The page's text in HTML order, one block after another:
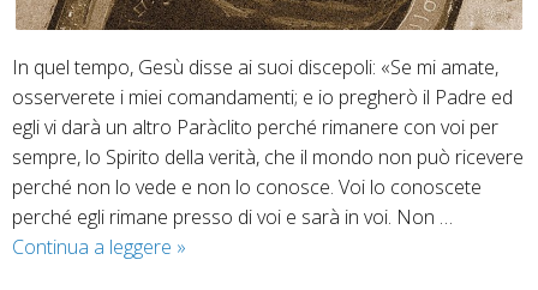
In quel tempo, Gesù disse ai suoi discepoli: «Se mi amate,
osserverete i miei comandamenti; e io pregherò il Padre ed
egli vi darà un altro Paràclito perché rimanere con voi per
sempre, lo Spirito della verità, che il mondo non può ricevere
perché non lo vede e non lo conosce. Voi lo conoscete
perché egli rimane presso di voi e sarà in voi. Non …
Continua a leggere 10
»